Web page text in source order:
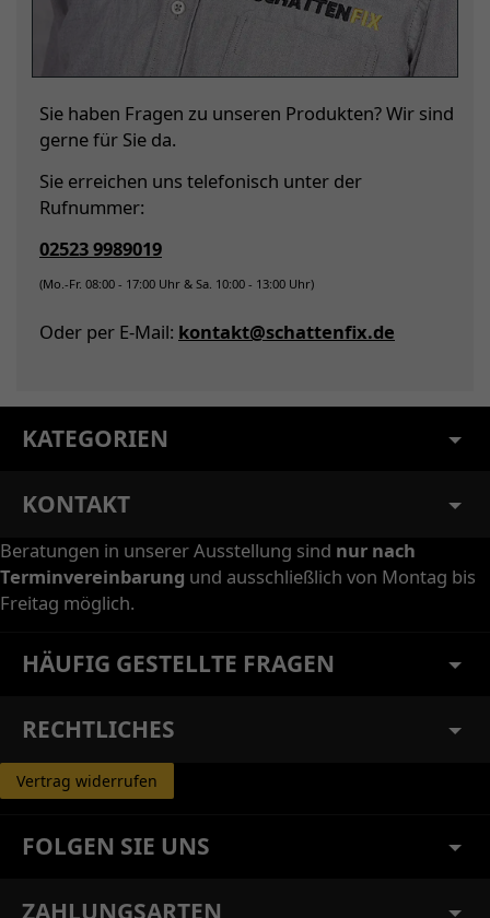
Sie haben Fragen zu unseren Produkten? Wir sind
gerne für Sie da.
Sie erreichen uns telefonisch unter der
Rufnummer:
02523 9989019
(Mo.-Fr. 08:00 - 17:00 Uhr & Sa. 10:00 - 13:00 Uhr)
Oder per E-Mail: kontakt@schattenfix.de
KATEGORIEN
KONTAKT
Beratungen in unserer Ausstellung sind nur nach
Terminvereinbarung und ausschließlich von Montag bis
Freitag möglich.
HÄUFIG GESTELLTE FRAGEN
RECHTLICHES
Vertrag widerrufen
FOLGEN SIE UNS